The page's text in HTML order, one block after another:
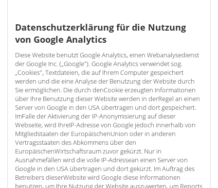
Datenschutzerklärung für die Nutzung
von Google Analytics
Diese Website benutzt Google Analytics, einen Webanalysedienst
der Google Inc. („Google"). Google Analytics verwendet sog.
„Cookies", Textdateien, die auf Ihrem Computer gespeichert
werden und die eine Analyse der Benutzung der Website durch
Sie ermöglichen. Die durch denCookie erzeugten Informationen
über Ihre Benutzung dieser Website werden in derRegel an einen
Server von Google in den USA übertragen und dort gespeichert.
ImFalle der Aktivierung der IP-Anonymisierung auf dieser
Webseite, wird IhreIP-Adresse von Google jedoch innerhalb von
Mitgliedstaaten der EuropäischenUnion oder in anderen
Vertragsstaaten des Abkommens über den
EuropäischenWirtschaftsraum zuvor gekürzt. Nur in
Ausnahmefällen wird die volle IP-Adressean einen Server von
Google in den USA übertragen und dort gekürzt. Im Auftrag des
Betreibers dieserWebsite wird Google diese Informationen
benutzen, um Ihre Nutzung der Website auszuwerten, um Reports